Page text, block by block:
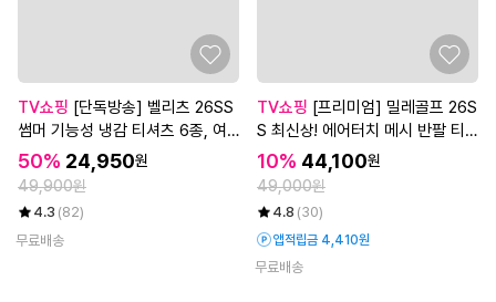
TV쇼핑
썸머 기능성 냉감 티셔츠 6종, 여
성
50% 24,950원
49,900원
4.3 (82)
무료배송
TV쇼핑
S 최신상! 에어터치 메시 반팔 티
셔츠 5종 세트, 남성
10% 44,100원
49,000원
4.8 (30)
앱적립금 4,410원
무료배송